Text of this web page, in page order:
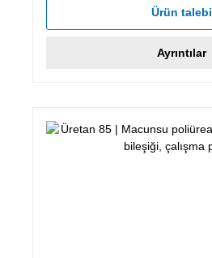
Ürün talebi
Ayrıntılar